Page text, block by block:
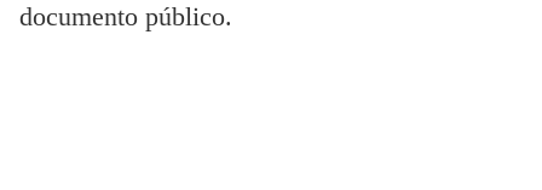
documento público.